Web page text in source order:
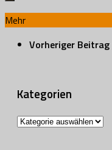
Mehr
Vorheriger Beitrag
Kategorien
Kategorien